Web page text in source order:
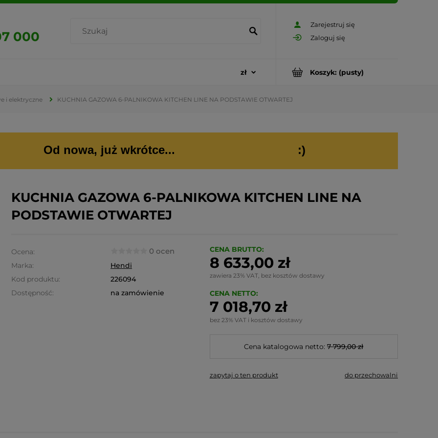
Zarejestruj się
Zaloguj się
000
Koszyk: (pusty)
i elektryczne KUCHNIA GAZOWA 6-PALNIKOWA KITCHEN LINE NA PODSTAWIE OTWARTEJ
Od nowa, już wkrótce... :)
KUCHNIA GAZOWA 6-PALNIKOWA KITCHEN LINE NA
PODSTAWIE OTWARTEJ
Ocena: 0 ocen
Marka:
Hendi
Kod produktu:
226094
Dostępność:
na zamówienie
CENA BRUTTO:
8 633,00 zł
zawiera 23% VAT, bez kosztów dostawy
CENA NETTO:
7 018,70 zł
bez 23% VAT i kosztów dostawy
Cena katalogowa netto: 7 799,00 zł
zapytaj o ten produkt do przechowalni